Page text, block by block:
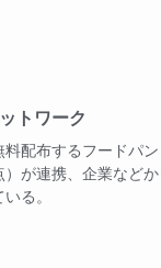
トワーク
配布するフードパ
が連携、企業など
る。